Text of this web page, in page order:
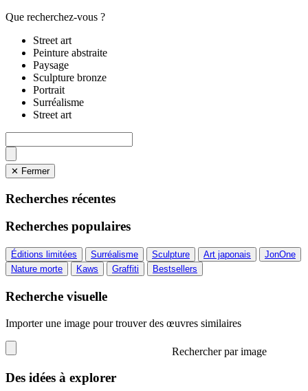
Que recherchez-vous ?
Street art
Peinture abstraite
Paysage
Sculpture bronze
Portrait
Surréalisme
Street art
✕ Fermer
Recherches récentes
Recherches populaires
Éditions limitées Surréalisme Sculpture Art japonais
JonOne
Nature morte
Kaws Graffiti Bestsellers
Recherche visuelle
Importer une image pour trouver des œuvres similaires
Rechercher par image
Des idées à explorer